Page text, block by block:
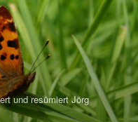
und resümiert Jörg